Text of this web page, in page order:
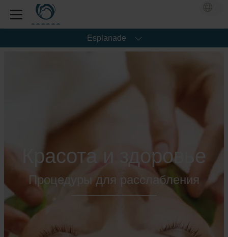
Esplanade
Красота и здоровье
Процедуры для расслабления